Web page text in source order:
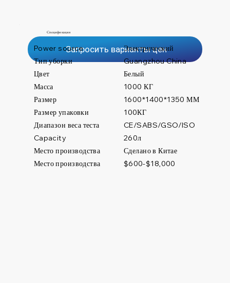
Запросить варианты цен
Power source
Электрический
Тип уборки
Масса
Цвет Белый
1600*1400*1350 ММ
Размер упаковки
Размер
Capacity
Диапазон веса теста CE/SABS/GSO/ISO
Сделано в Китае
Место производства
Место производства
Guangzhou China
1000 КГ
100КГ
260л
$600-$18,000
Спецификация